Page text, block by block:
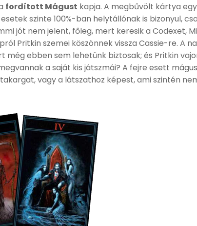
fordított Mágust kapja. A megbűvölt kártya
szinte 100%-ban helytállónak is bizonyul,
jót nem jelent, főleg, mert keresik a Codexet,
Pritkin szemei köszönnek vissza Cassie-re. A
még ebben sem lehetünk biztosak; és Pritkin
a saját kis játszmái? A fejre esett
vagy a látszathoz képest, ami szintén